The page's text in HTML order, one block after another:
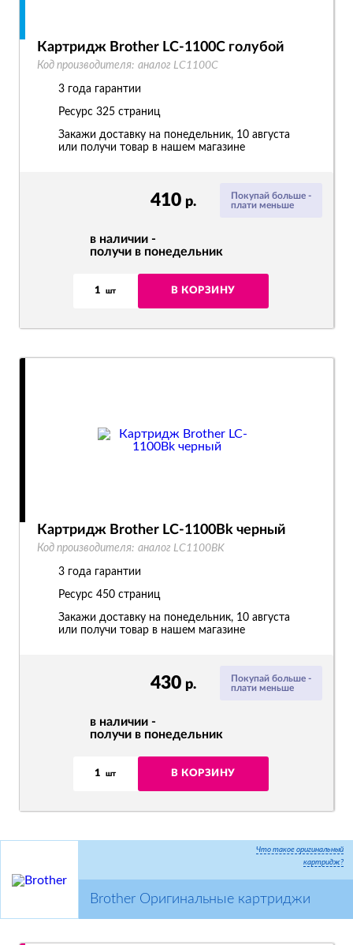
Покупай больше -
плати меньше
410 р.
в наличии -
получи в понедельник
1 шт В КОРЗИНУ
Картридж Brother LC-1100C голубой
Код производителя: аналог LC1100C
3 года гарантии
Ресурс 325 страниц
Закажи доставку на понедельник, 10 августа
или получи товар в нашем магазине
Покупай больше -
плати меньше
430 р.
в наличии -
получи в понедельник
1 шт В КОРЗИНУ
Картридж Brother LC-1100Bk черный
Код производителя: аналог LC1100BK
3 года гарантии
Ресурс 450 страниц
Закажи доставку на понедельник, 10 августа
или получи товар в нашем магазине
Что такое оригинальный
картридж?
Brother Оригинальные картриджи